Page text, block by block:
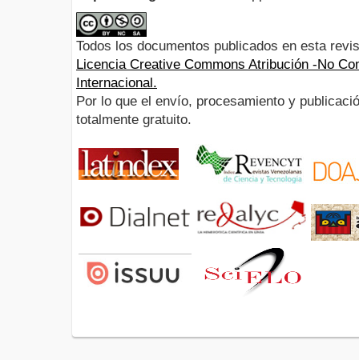
Todos los documentos publicados en esta
Licencia Creative Commons Atribución -No
Internacional.
Por lo que el envío, procesamiento y
totalmente gratuito.